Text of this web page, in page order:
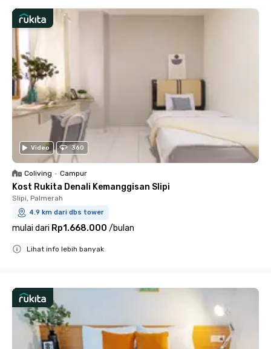
Video 360
Coliving • Campur
Kost Rukita Denali Kemanggisan Slipi
Slipi, Palmerah
4.9 km dari dbs tower
mulai dari Rp1.668.000 /bulan
Lihat info lebih banyak